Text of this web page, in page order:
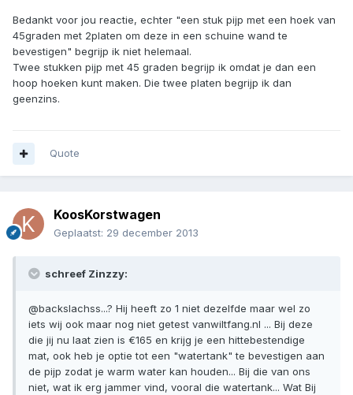
Bedankt voor jou reactie, echter "een stuk pijp met een hoek van
45graden met 2platen om deze in een schuine wand te
bevestigen" begrijp ik niet helemaal.
Twee stukken pijp met 45 graden begrijp ik omdat je dan een
hoop hoeken kunt maken. Die twee platen begrijp ik dan
geenzins.
Quote
KoosKorstwagen
Geplaatst: 29 december 2013
schreef Zinzzy:
@backslachss...? Hij heeft zo 1 niet dezelfde maar wel zo
iets wij ook maar nog niet getest vanwiltfang.nl ... Bij deze
die jij nu laat zien is €165 en krijg je een hittebestendige
mat, ook heb je optie tot een "watertank" te bevestigen aan
de pijp zodat je warm water kan houden... Bij die van ons
niet, wat ik erg jammer vind, vooral die watertank... Wat Bij